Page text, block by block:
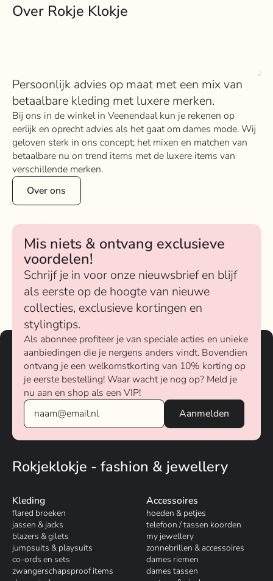
Over Rokje Klokje
Persoonlijk advies op maat met een mix van
betaalbare kleding met luxere merken.
Bij ons in de winkel in Veenendaal kun je rekenen op
eerlijk en oprecht advies als het gaat om dames mode. Wij
geloven sterk in ons concept; het mixen en matchen van
betaalbare nu on trend items met de luxere items van
verschillende merken.
Over ons
Mis niets & ontvang exclusieve
voordelen!
Schrijf je in voor onze nieuwsbrief en blijf
als eerste op de hoogte van nieuwe
collecties, exclusieve kortingen en
stylingtips.
Als abonnee profiteer je van speciale acties en unieke
aanbiedingen die je nergens anders vindt. Bovendien
ontvang je een welkomstkorting van 10% korting op
je eerste bestelling! Waar wacht je nog op? Meld je
nu aan en shop als een VIP!
Rokjeklokje - fashion & jewellery
Kleding
flared broeken
jassen & jacks
blazers & gilets
jumpsuits & playsuits
co-ords en sets
zwangerschapsproof items
Accessoires
hoeden & petjes
telefoon / tassen koorden
my jewellery
zonnebrillen & accessoires
dames riemen
dames tassen